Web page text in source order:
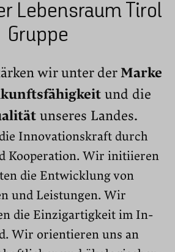
Lebensraum Tirol
Gruppe
wir unter derMarke
und die
unseres Landes.
Innovationskraft durch
Kooperation. Wir initiieren
die Entwicklung von
und Leistungen. Wir
die Einzigartigkeit im In-
Wir orientieren uns an